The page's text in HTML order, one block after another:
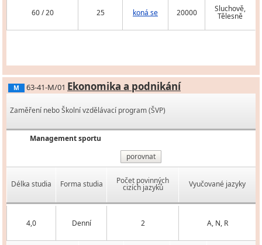
60 / 20 25 koná se 20000 Sluchově,
Tělesně
M 63-41-M/01 Ekonomika a podnikání
Zaměření nebo Školní vzdělávací program (ŠVP)
Management sportu
porovnat
Délka studia Forma studia Počet povinných
cizích jazyků Vyučované jazyky
4,0 Denní 2 A, N, R